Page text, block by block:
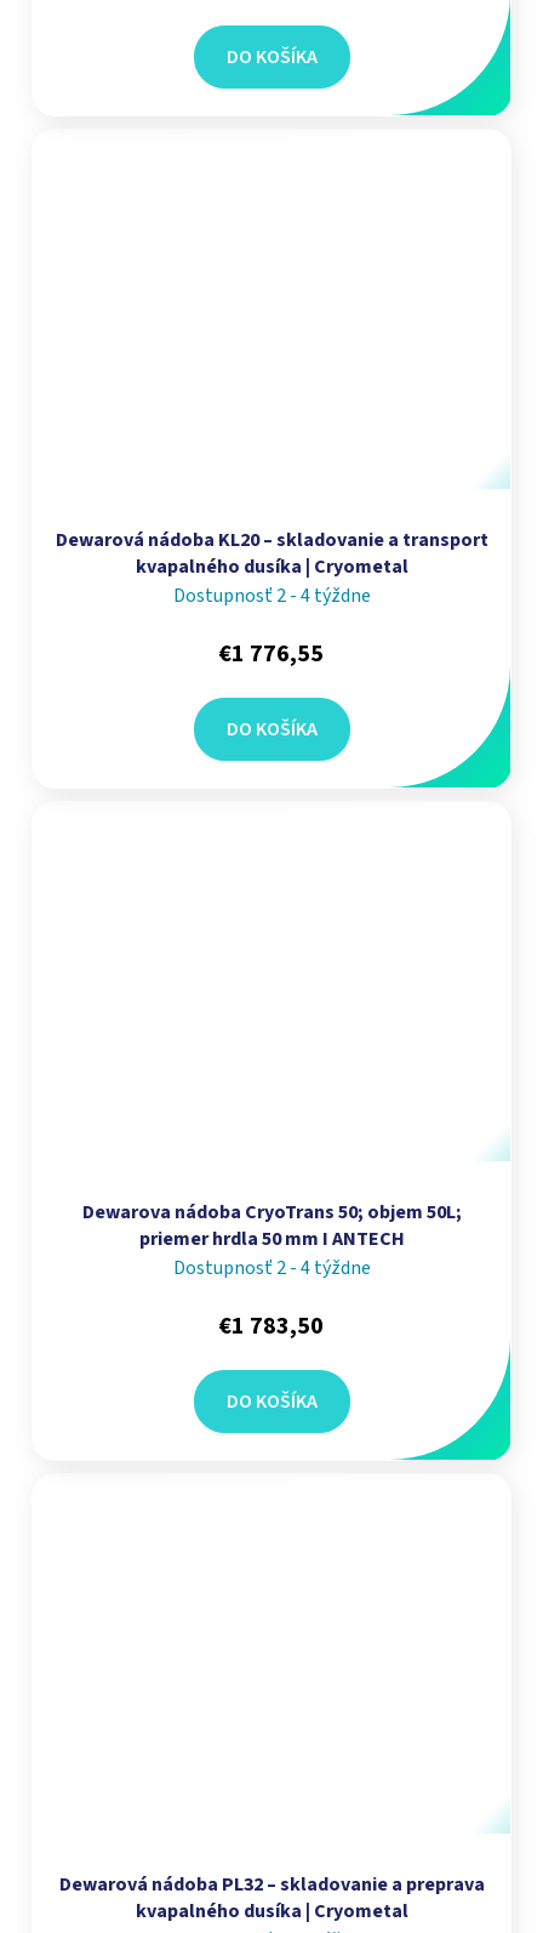
DO KOŠÍKA
Dewarová nádoba KL20 – skladovanie a transport
kvapalného dusíka | Cryometal
Dostupnosť 2 - 4 týždne
€1 776,55
DO KOŠÍKA
Dewarova nádoba CryoTrans 50; objem 50L;
priemer hrdla 50 mm I ANTECH
Dostupnosť 2 - 4 týždne
€1 783,50
DO KOŠÍKA
Dewarová nádoba PL32 – skladovanie a preprava
kvapalného dusíka | Cryometal